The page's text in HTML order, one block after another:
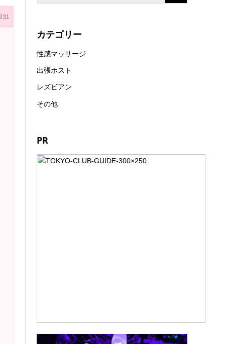
カテゴリー
性感マッサージ
出張ホスト
レズビアン
その他
PR